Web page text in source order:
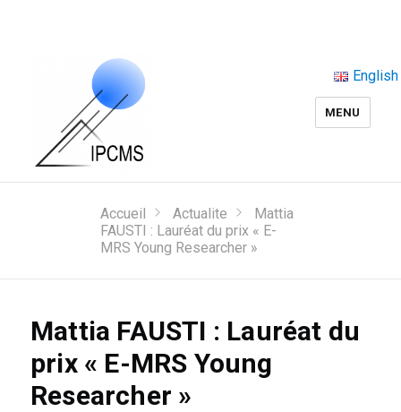
MENU
English
Accueil Actualite
Mattia
FAUSTI : Lauréat du prix « E-
MRS Young Researcher »
Mattia FAUSTI : Lauréat du
prix « E-MRS Young
Researcher »